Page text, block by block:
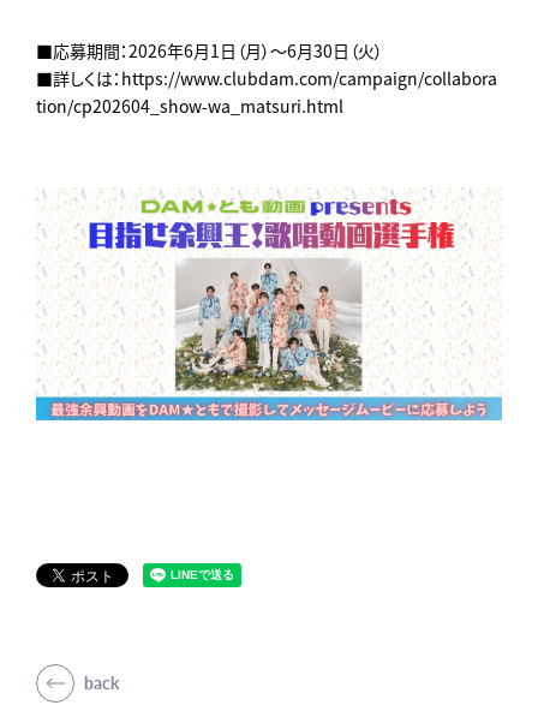
■応募期間：2026年6月1日（月）～6月30日（火）
■詳しくは：https://www.clubdam.com/campaign/collabora
tion/cp202604_show-wa_matsuri.html
back